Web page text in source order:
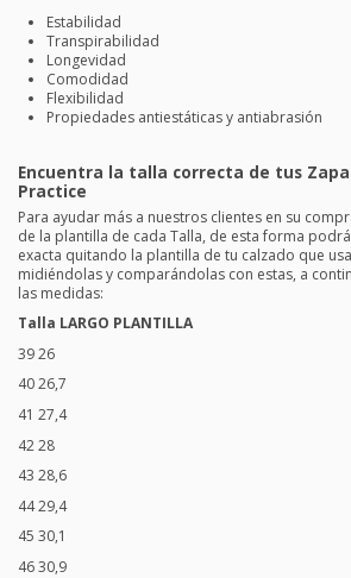
Estabilidad
Transpirabilidad
Longevidad
Comodidad
Flexibilidad
Propiedades antiestáticas y antiabrasión
Encuentra la talla correcta de tus
Practice
Para ayudar más a nuestros clientes en su
de la plantilla de cada Talla, de esta forma
exacta quitando la plantilla de tu calzado que
midiéndolas y comparándolas con estas, a
las medidas:
Talla LARGO PLANTILLA
39 26
40 26,7
41 27,4
42 28
43 28,6
44 29,4
45 30,1
46 30,9